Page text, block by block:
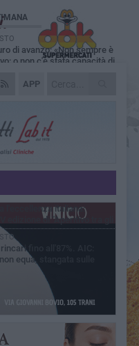
APP
di avanzo: «Non sempre è
o non c'è stata capacità di
distributore di
l'assessore Marcone
«Siamo ai nastri di
il gusto che
l'eccellenza italiana:
edizione di "Aperitivo tra gli
fino all'87%. AIC:
equa, stangata sulle